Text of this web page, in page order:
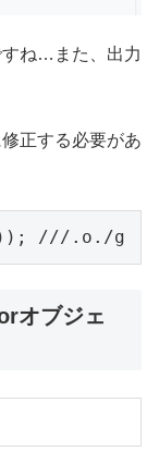
すね…また、出力
正する必要があ
オブジェ